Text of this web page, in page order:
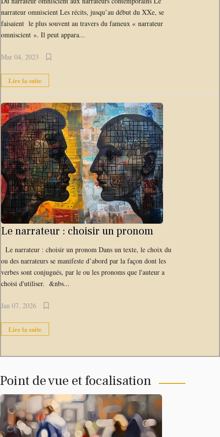
narrateur omniscient Les récits, jusqu’au début du XXe, se
faisaient le plus souvent au travers du fameux « narrateur
omniscient ». Il peut appara...
Mar 04, 2023
Lire la suite
Le narrateur : choisir un pronom
Le narrateur : choisir un pronom Dans un texte, le choix du
ou des narrateurs se manifeste d’abord par la façon dont les
verbes sont conjugués, par le ou les pronoms que l'auteur a
choisi d'utiliser. &nbs...
Jan 07, 2026
Lire la suite
Point de vue et focalisation